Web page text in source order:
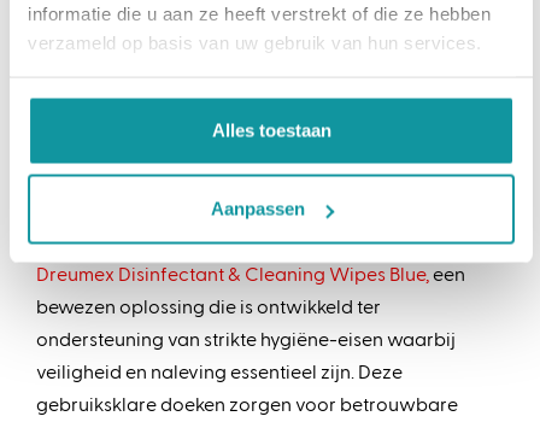
informatie die u aan ze heeft verstrekt of die ze hebben
verzameld op basis van uw gebruik van hun services.
Alles toestaan
Aanpassen
een navulling die tot 83% plastic bespaart, een
duurzamere manier van werken ondersteunt.
voedselverwerkende industrie
Voor de voedselverwerkende sector legt Dreumex de
nadruk op de
Dreumex Disinfectant & Cleaning Wipes Blue, een
bewezen oplossing die is ontwikkeld ter
ondersteuning van strikte hygiëne-eisen waarbij
veiligheid en naleving essentieel zijn. Deze
gebruiksklare doeken zorgen voor betrouwbare